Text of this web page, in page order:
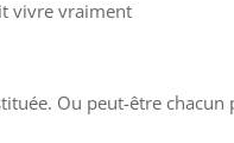
vivre vraiment
Ou peut-être